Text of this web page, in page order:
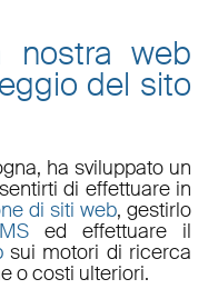
nostra web
del sito
, ha sviluppato un
di effettuare in
di siti web, gestirlo
ed effettuare il
sui motori di ricerca
o costi ulteriori.